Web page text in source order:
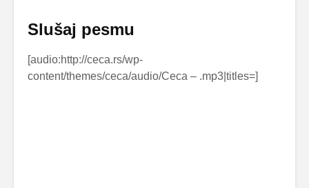
Slušaj pesmu
[audio:http://ceca.rs/wp-
content/themes/ceca/audio/Ceca – .mp3|titles=]